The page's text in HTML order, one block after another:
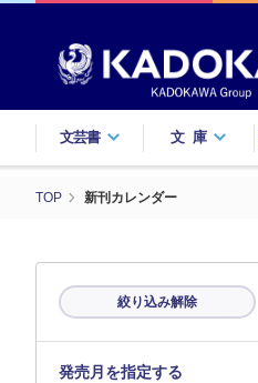
文芸書 文庫
TOP 新刊カレンダー
絞り込み解除
発売月を指定する